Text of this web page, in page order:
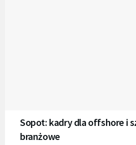
Sopot: kadry dla offshore i
branżowe